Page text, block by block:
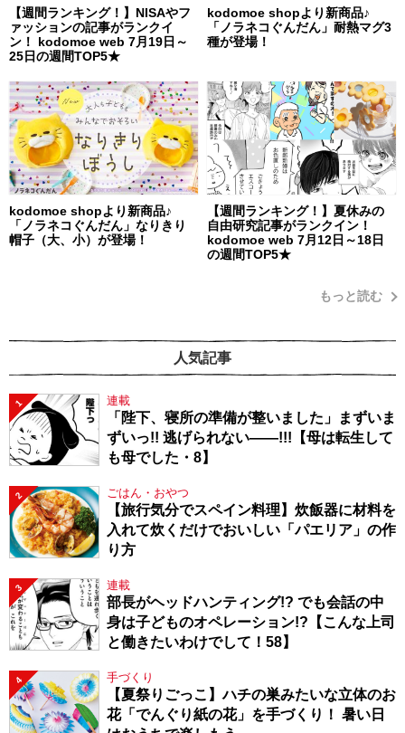
【週間ランキング！】NISAやフ
ァッションの記事がランクイ
ン！ kodomoe web 7月19日～
25日の週間TOP5★
kodomoe shopより新商品♪
「ノラネコぐんだん」耐熱マグ3
種が登場！
kodomoe shopより新商品♪
「ノラネコぐんだん」なりきり
帽子（大、小）が登場！
【週間ランキング！】夏休みの
自由研究記事がランクイン！
kodomoe web 7月12日～18日
の週間TOP5★
もっと読む
人気記事
1 連載
「陛下、寝所の準備が整いました」まずいま
ずいっ!! 逃げられない――!!!【母は転生して
も母でした・8】
2 ごはん・おやつ
【旅行気分でスペイン料理】炊飯器に材料を
入れて炊くだけでおいしい「パエリア」の作
り方
3 連載
部長がヘッドハンティング!? でも会話の中
身は子どものオペレーション!?【こんな上司
と働きたいわけでして！58】
4 手づくり
【夏祭りごっこ】ハチの巣みたいな立体のお
花「でんぐり紙の花」を手づくり！ 暑い日